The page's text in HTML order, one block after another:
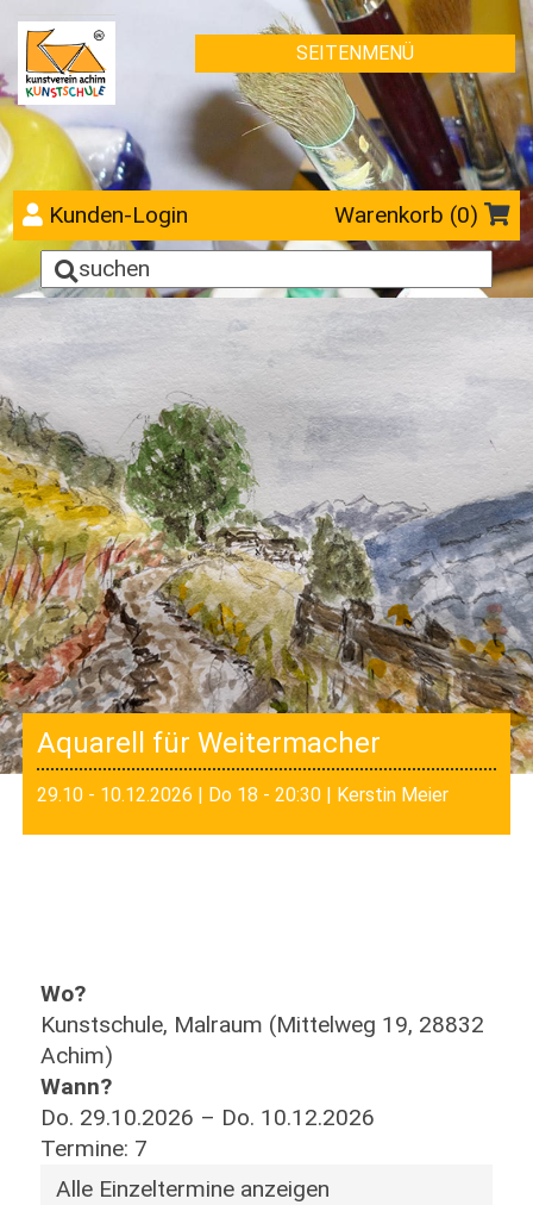
SEITENMENÜ
Kunden-Login Warenkorb (0)
Aquarell für Weitermacher
29.10 - 10.12.2026 | Do 18 - 20:30 | Kerstin Meier
Wo?
Kunstschule, Malraum (Mittelweg 19, 28832
Achim)
Wann?
Do. 29.10.2026 – Do. 10.12.2026
Termine: 7
Alle Einzeltermine anzeigen